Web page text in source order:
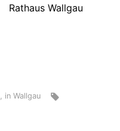
Rathaus Wallgau
, in Wallgau